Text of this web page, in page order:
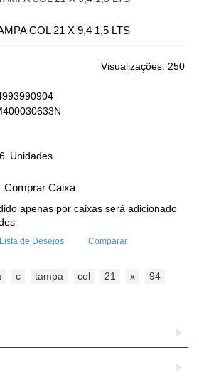
COL 21 X 9,4 1,5 LTS
Visualizações: 250
6 Unidades
Comprar Caixa
apenas por caixas será adicionado
de Desejos Comparar
c tampa col 21 x 94